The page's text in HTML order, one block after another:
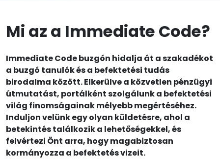
Mi az a Immediate Code?
Immediate Code buzgón hidalja át a szakadékot
a buzgó tanulók és a befektetési tudás
birodalma között. Elkerülve a közvetlen pénzügyi
útmutatást, portálként szolgálunk a befektetési
világ finomságainak mélyebb megértéséhez.
Induljon velünk egy olyan küldetésre, ahol a
betekintés találkozik a lehetőségekkel, és
felvértezi Önt arra, hogy magabiztosan
kormányozza a befektetés vizeit.